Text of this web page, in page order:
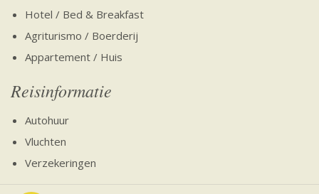
Hotel / Bed & Breakfast
Agriturismo / Boerderij
Appartement / Huis
Reisinformatie
Autohuur
Vluchten
Verzekeringen